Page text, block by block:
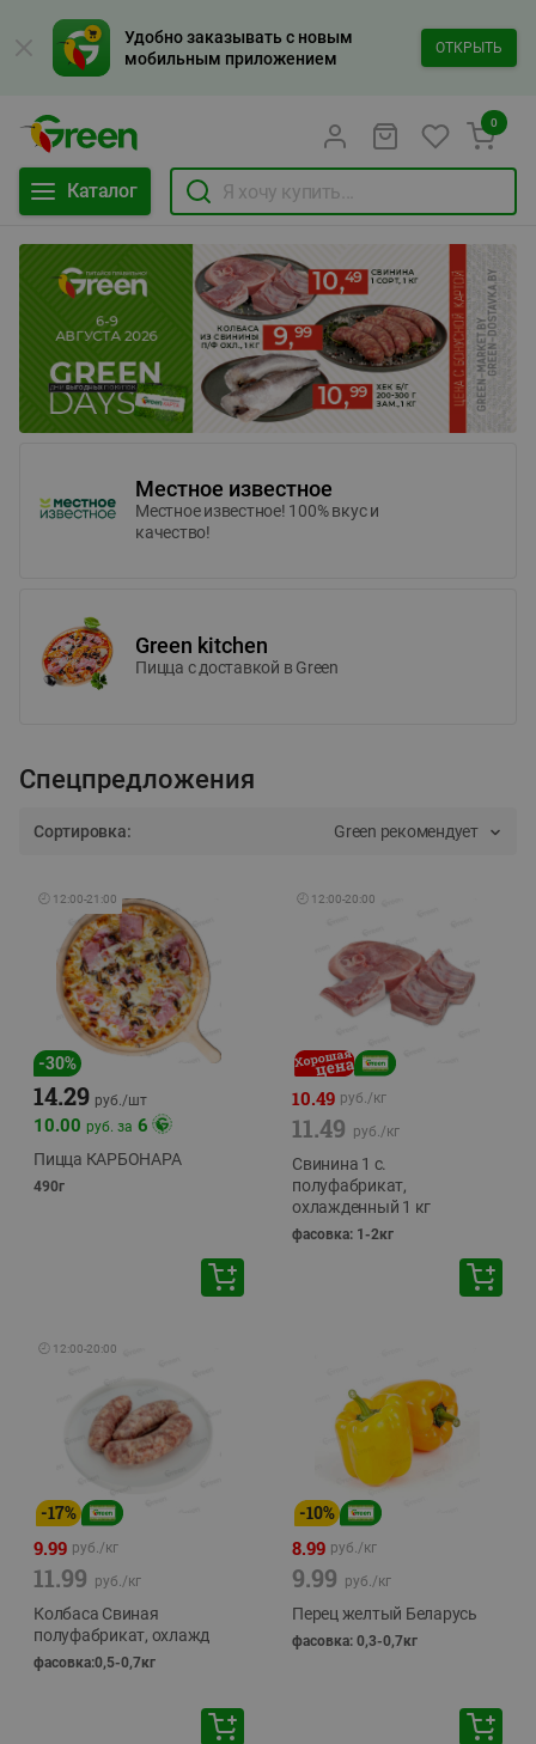
Удобно заказывать с новым
мобильным приложением
ОТКРЫТЬ
Каталог
0
Местное известное
Местное известное! 100% вкус и
качество!
Green kitchen
Пицца c доставкой в Green
Спецпредложения
Сортировка: Green рекомендует
🕘 12:00-21:00
-30%
14.29 руб./шт
10.00 руб. за 6
Пицца КАРБОНАРА
490г
🕘 12:00-20:00
10.49 руб./кг
11.49 руб./кг
Свинина 1 с.
полуфабрикат,
охлажденный 1 кг
фасовка: 1-2кг
🕘 12:00-20:00
-17%
9.99 руб./кг
11.99 руб./кг
Колбаса Свиная
полуфабрикат, охлажд
фасовка:0,5-0,7кг
-10%
8.99 руб./кг
9.99 руб./кг
Перец желтый Беларусь
фасовка: 0,3-0,7кг